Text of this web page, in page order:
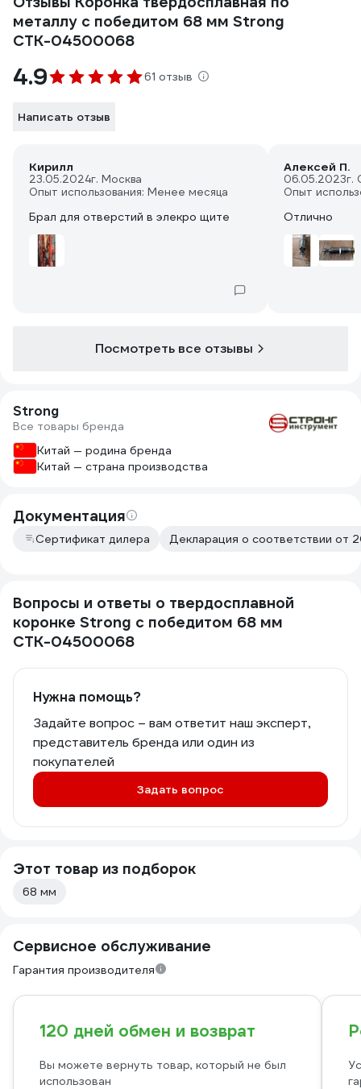
металлу с победитом 68 мм Strong
СTК-04500068
4.9 61 отзыв
Написать отзыв
Кирилл
23.05.2024г. Москва
Опыт использования: Менее месяца
Брал для отверстий в элекро щите
Алексей П.
06.05.2023г.
Опыт
Отлично
Посмотреть все отзывы
Strong
Все товары бренда
Китай — родина бренда
Китай — страна производства
Документация
Сертификат дилера Декларация о соответствии от
Вопросы и ответы о твердосплавной
коронке Strong с победитом 68 мм
СТК-04500068
Нужна помощь?
Задайте вопрос – вам ответит наш эксперт,
представитель бренда или один из
покупателей
Задать вопрос
Этот товар из подборок
68 мм
Сервисное обслуживание
Гарантия производителя
120 дней обмен и возврат
Вы можете вернуть товар, который не был
использован